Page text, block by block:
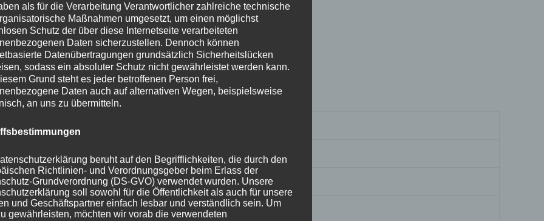
Daten
Weiss
65
Kunststoffständer
als für die Verarbeitung Verantwortlicher zahlreiche technische
Maßnahmen umgesetzt, um einen möglichst
Schutz der über diese Internetseite verarbeiteten
Daten sicherzustellen. Dennoch können
Datenübertragungen grundsätzlich Sicherheitslücken
sodass ein absoluter Schutz nicht gewährleistet werden kann.
Grund steht es jeder betroffenen Person frei,
Daten auch auf alternativen Wegen, beispielsweise
an uns zu übermitteln.
beruht auf den Begrifflichkeiten, die durch den
Richtlinien- und Verordnungsgeber beim Erlass der
Grundverordnung (DS-GVO) verwendet wurden. Unsere
soll sowohl für die Öffentlichkeit als auch für unsere
und Geschäftspartner einfach lesbar und verständlich sein. Um
gewährleisten, möchten wir vorab die verwendeten